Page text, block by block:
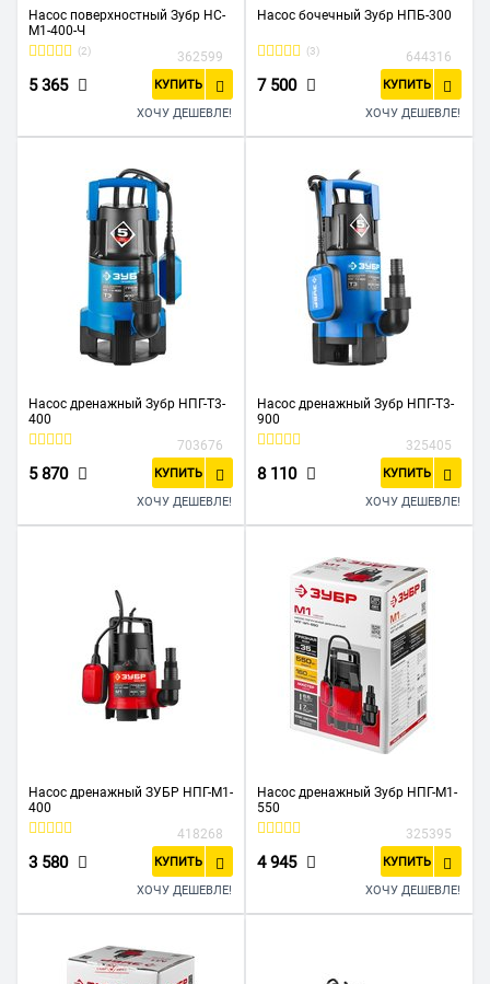
Насос поверхностный Зубр НС-
М1-400-Ч
(2) 362599
5 365 КУПИТЬ
ХОЧУ ДЕШЕВЛЕ!
Насос бочечный Зубр НПБ-300
(3) 644316
7 500 КУПИТЬ
ХОЧУ ДЕШЕВЛЕ!
Насос дренажный Зубр НПГ-Т3-
400
703676
5 870 КУПИТЬ
ХОЧУ ДЕШЕВЛЕ!
Насос дренажный Зубр НПГ-Т3-
900
325405
8 110 КУПИТЬ
ХОЧУ ДЕШЕВЛЕ!
Насос дренажный ЗУБР НПГ-М1-
400
418268
3 580 КУПИТЬ
ХОЧУ ДЕШЕВЛЕ!
Насос дренажный Зубр НПГ-М1-
550
325395
4 945 КУПИТЬ
ХОЧУ ДЕШЕВЛЕ!